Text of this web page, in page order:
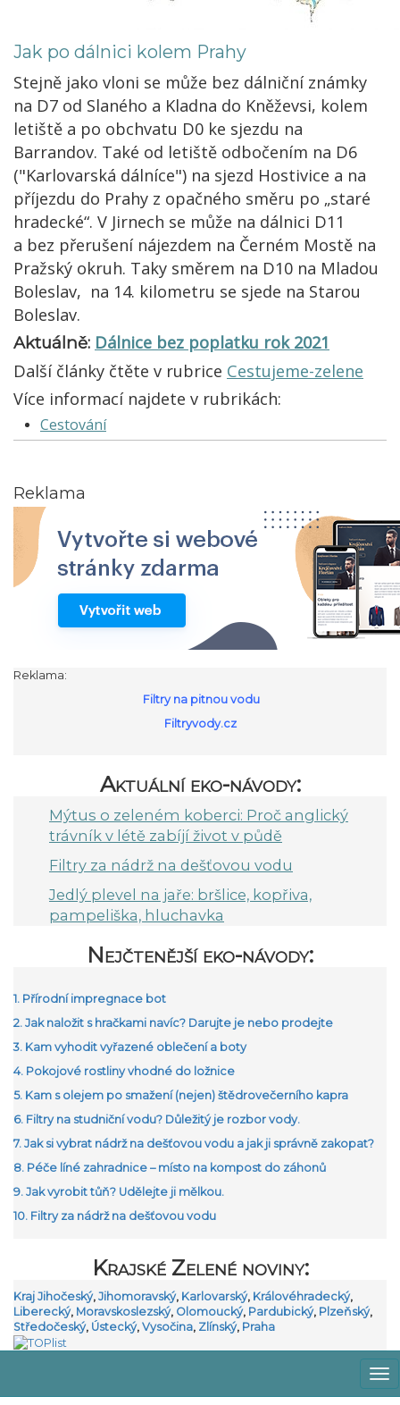
Jak po dálnici kolem Prahy
Stejně jako vloni se může bez dálniční známky
na D7 od Slaného a Kladna do Kněževsi, kolem
letiště a po obchvatu D0 ke sjezdu na
Barrandov. Také od letiště odbočením na D6
("Karlovarská dálníce") na sjezd Hostivice a na
příjezdu do Prahy z opačného směru po „staré
hradecké“. V Jirnech se může na dálnici D11
a bez přerušení nájezdem na Černém Mostě na
Pražský okruh. Taky směrem na D10 na Mladou
Boleslav, na 14. kilometru se sjede na Starou
Boleslav.​
Aktuálně: Dálnice bez poplatku rok 2021
Další články čtěte v rubrice Cestujeme-zelene
Více informací najdete v rubrikách:
Cestování
Reklama
Reklama:
Filtry na pitnou vodu
Filtryvody.cz
Aktuální eko-návody:
Mýtus o zeleném koberci: Proč anglický
trávník v létě zabíjí život v půdě
Filtry za nádrž na dešťovou vodu
Jedlý plevel na jaře: bršlice, kopřiva,
pampeliška, hluchavka
Nejčtenější eko-návody:
1. Přírodní impregnace bot
2. Jak naložit s hračkami navíc? Darujte je nebo prodejte
3. Kam vyhodit vyřazené oblečení a boty
4. Pokojové rostliny vhodné do ložnice
5. Kam s olejem po smažení (nejen) štědrovečerního kapra
6. Filtry na studniční vodu? Důležitý je rozbor vody.
7. Jak si vybrat nádrž na dešťovou vodu a jak ji správně zakopat?
8. Péče líné zahradnice – místo na kompost do záhonů
9. Jak vyrobit tůň? Udělejte ji mělkou.
10. Filtry za nádrž na dešťovou vodu
Krajské Zelené noviny:
Kraj Jihočeský, Jihomoravský, Karlovarský, Královéhradecký,
Liberecký, Moravskoslezský, Olomoucký, Pardubický, Plzeňský,
Středočeský, Ústecký, Vysočina, Zlínský, Praha